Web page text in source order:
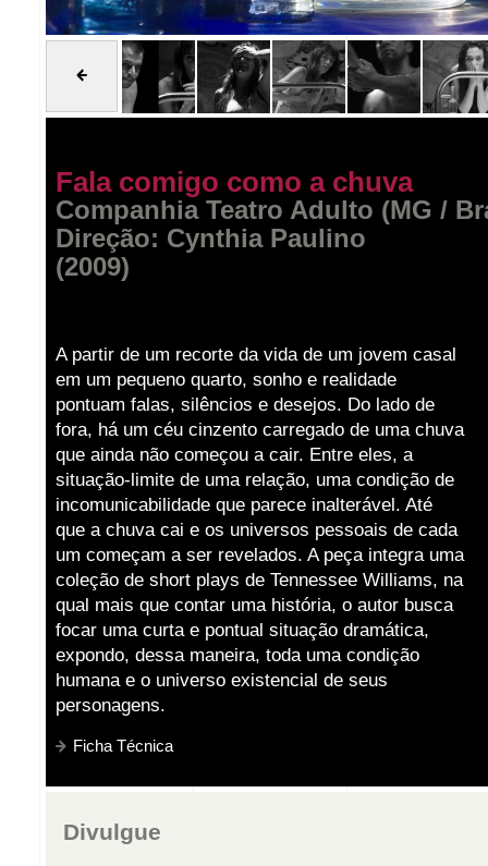
Fala comigo como a chuva
Companhia Teatro Adulto (MG /
Direção: Cynthia Paulino
(2009)
A partir de um recorte da vida de um jovem casal
em um pequeno quarto, sonho e realidade
pontuam falas, silêncios e desejos. Do lado de
fora, há um céu cinzento carregado de uma chuva
que ainda não começou a cair. Entre eles, a
situação-limite de uma relação, uma condição de
incomunicabilidade que parece inalterável. Até
que a chuva cai e os universos pessoais de cada
um começam a ser revelados. A peça integra uma
coleção de short plays de Tennessee Williams, na
qual mais que contar uma história, o autor busca
focar uma curta e pontual situação dramática,
expondo, dessa maneira, toda uma condição
humana e o universo existencial de seus
personagens.
Ficha Técnica
Divulgue